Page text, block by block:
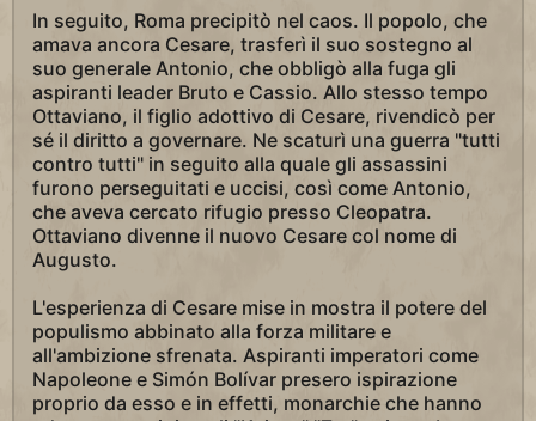
In seguito, Roma precipitò nel caos. Il popolo, che
amava ancora Cesare, trasferì il suo sostegno al
suo generale Antonio, che obbligò alla fuga gli
aspiranti leader Bruto e Cassio. Allo stesso tempo
Ottaviano, il figlio adottivo di Cesare, rivendicò per
sé il diritto a governare. Ne scaturì una guerra "tutti
contro tutti" in seguito alla quale gli assassini
furono perseguitati e uccisi, così come Antonio,
che aveva cercato rifugio presso Cleopatra.
Ottaviano divenne il nuovo Cesare col nome di
Augusto.
L'esperienza di Cesare mise in mostra il potere del
populismo abbinato alla forza militare e
all'ambizione sfrenata. Aspiranti imperatori come
Napoleone e Simón Bolívar presero ispirazione
proprio da esso e in effetti, monarchie che hanno